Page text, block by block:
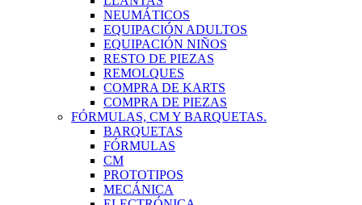
NEUMÁTICOS
EQUIPACIÓN ADULTOS
EQUIPACIÓN NIÑOS
RESTO DE PIEZAS
REMOLQUES
COMPRA DE KARTS
COMPRA DE PIEZAS
FÓRMULAS, CM Y BARQUETAS.
BARQUETAS
FÓRMULAS
CM
PROTOTIPOS
MECÁNICA